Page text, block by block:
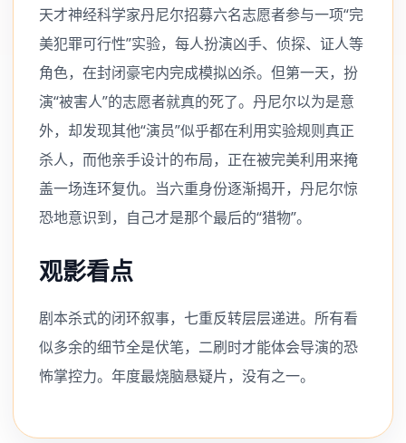
天才神经科学家丹尼尔招募六名志愿者参与一项“完
美犯罪可行性”实验，每人扮演凶手、侦探、证人等
角色，在封闭豪宅内完成模拟凶杀。但第一天，扮
演“被害人”的志愿者就真的死了。丹尼尔以为是意
外，却发现其他“演员”似乎都在利用实验规则真正
杀人，而他亲手设计的布局，正在被完美利用来掩
盖一场连环复仇。当六重身份逐渐揭开，丹尼尔惊
恐地意识到，自己才是那个最后的“猎物”。
观影看点
剧本杀式的闭环叙事，七重反转层层递进。所有看
似多余的细节全是伏笔，二刷时才能体会导演的恐
怖掌控力。年度最烧脑悬疑片，没有之一。